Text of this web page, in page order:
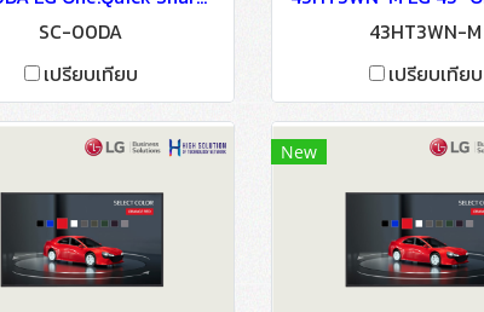
SC-00DA
เปรียบเทียบ
43HT3WN-M
เปรียบเทียบ
New